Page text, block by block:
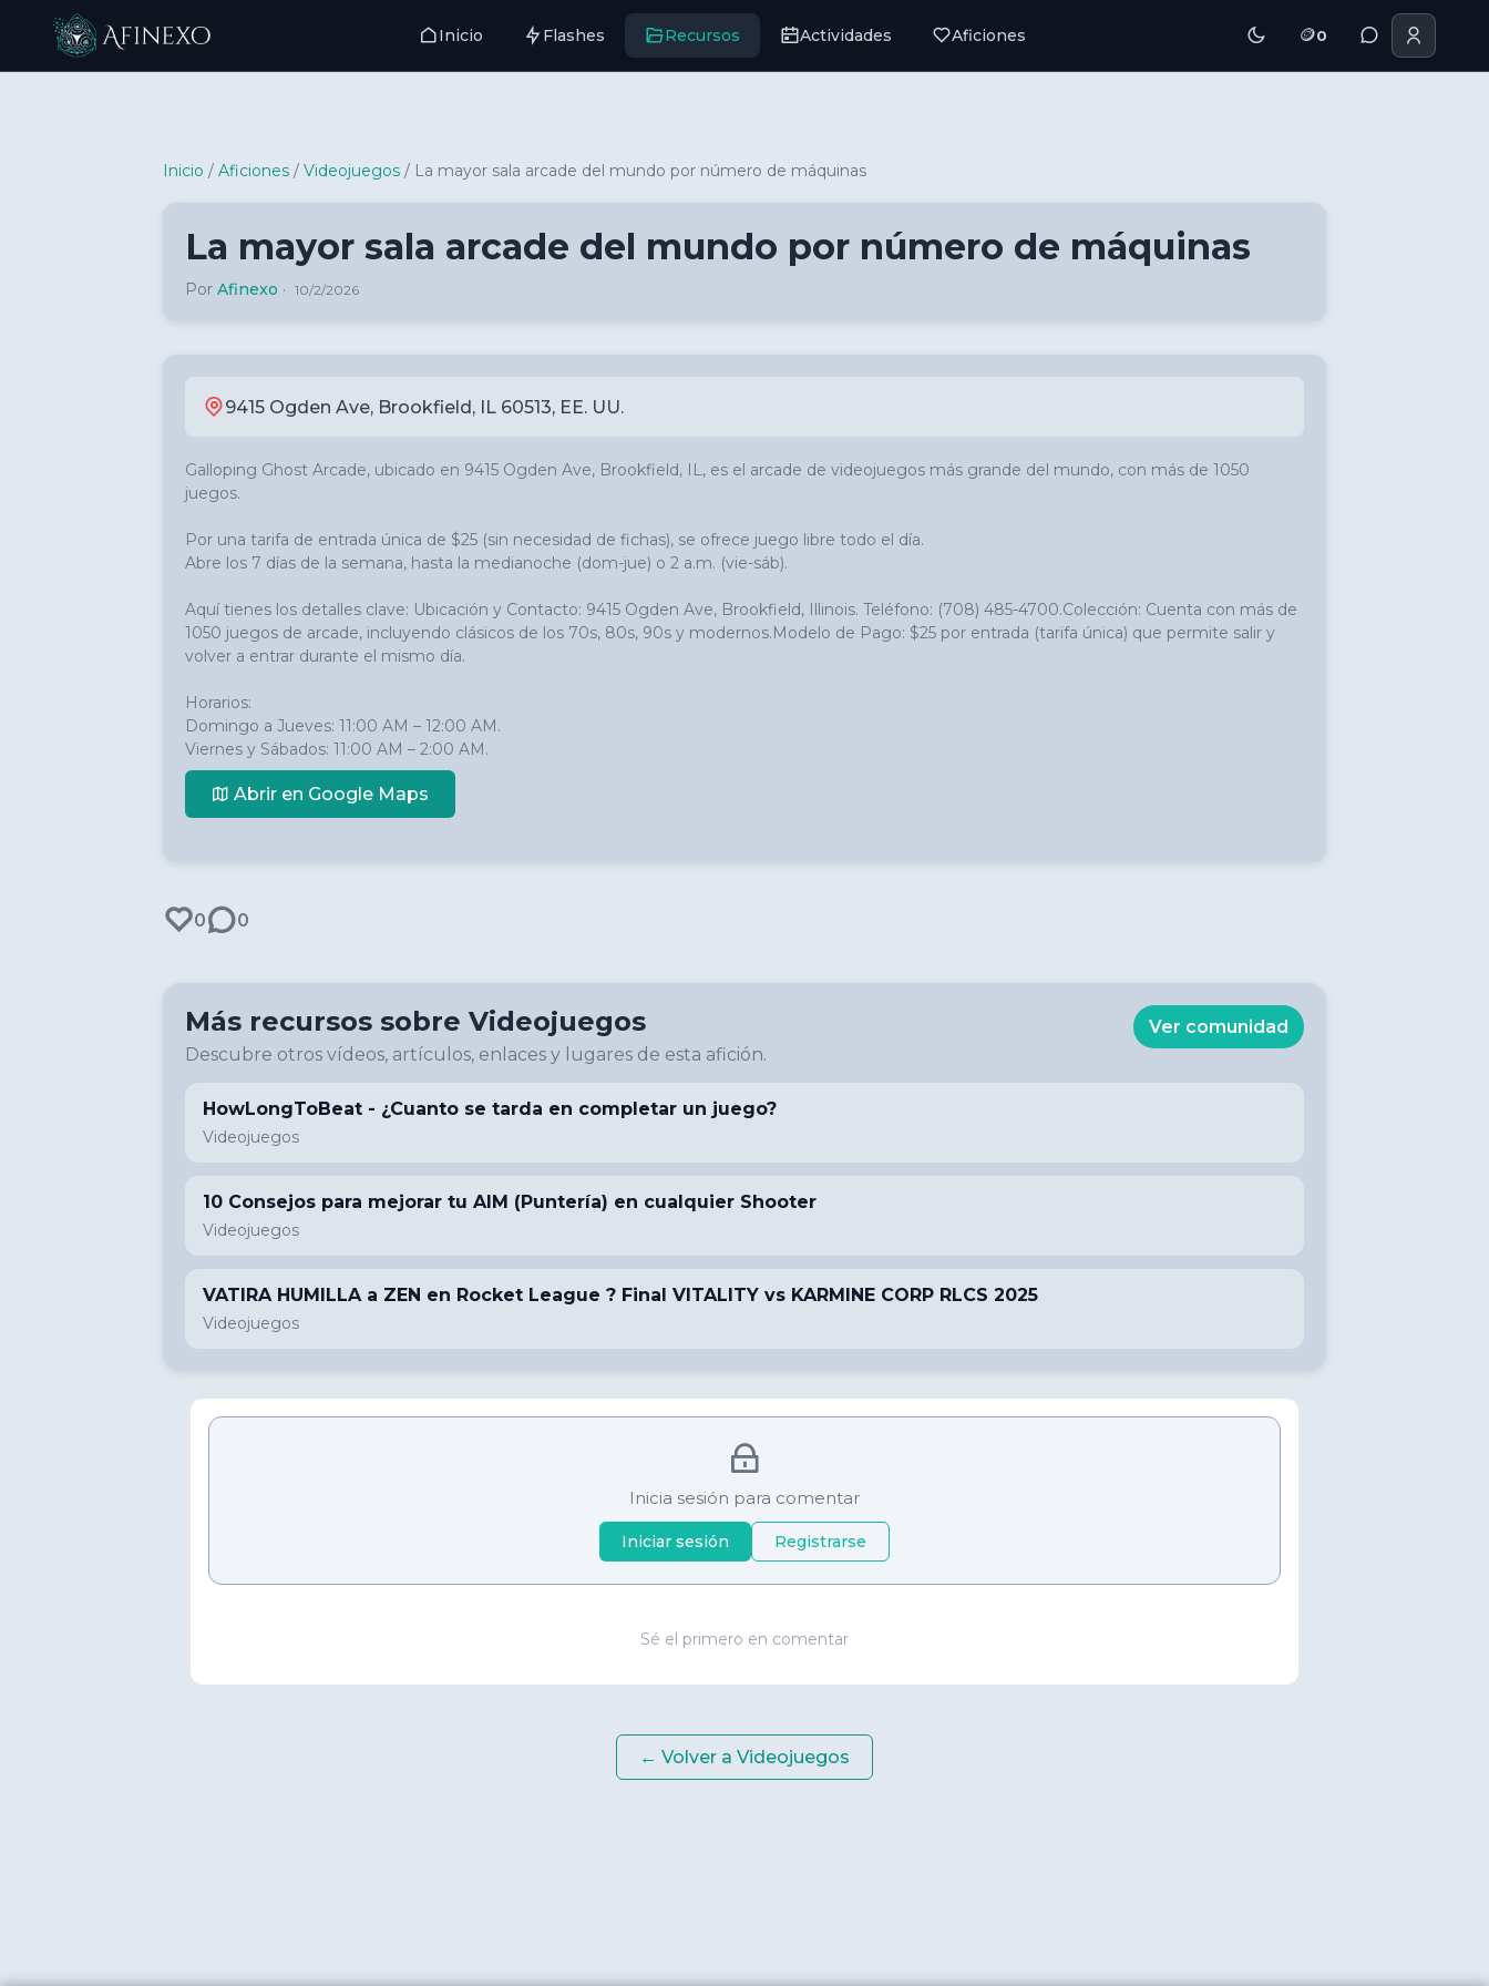
Inicio Afinexo Inicio Flashes Recursos Actividades Aficiones 🪙0
Inicio / Aficiones / Videojuegos / La mayor sala arcade del mundo por número de máquinas
La mayor sala arcade del mundo por número de máquinas
Por Afinexo · 10/2/2026
9415 Ogden Ave, Brookfield, IL 60513, EE. UU.
Galloping Ghost Arcade, ubicado en 9415 Ogden Ave, Brookfield, IL, es el arcade de videojuegos más grande del mundo, con más de 1050
juegos.
Por una tarifa de entrada única de $25 (sin necesidad de fichas), se ofrece juego libre todo el día.
Abre los 7 días de la semana, hasta la medianoche (dom-jue) o 2 a.m. (vie-sáb).
Aquí tienes los detalles clave: Ubicación y Contacto: 9415 Ogden Ave, Brookfield, Illinois. Teléfono: (708) 485-4700.Colección: Cuenta con más de
1050 juegos de arcade, incluyendo clásicos de los 70s, 80s, 90s y modernos.Modelo de Pago: $25 por entrada (tarifa única) que permite salir y
volver a entrar durante el mismo día.
Horarios:
Domingo a Jueves: 11:00 AM – 12:00 AM.
Viernes y Sábados: 11:00 AM – 2:00 AM.
Abrir en Google Maps
0 0
Más recursos sobre Videojuegos
Descubre otros vídeos, artículos, enlaces y lugares de esta afición.
Ver comunidad
HowLongToBeat - ¿Cuanto se tarda en completar un juego?
Videojuegos
10 Consejos para mejorar tu AIM (Puntería) en cualquier Shooter
Videojuegos
VATIRA HUMILLA a ZEN en Rocket League ? Final VITALITY vs KARMINE CORP RLCS 2025
Videojuegos
Inicia sesión para comentar
Iniciar sesión Registrarse
Sé el primero en comentar
← Volver a Videojuegos